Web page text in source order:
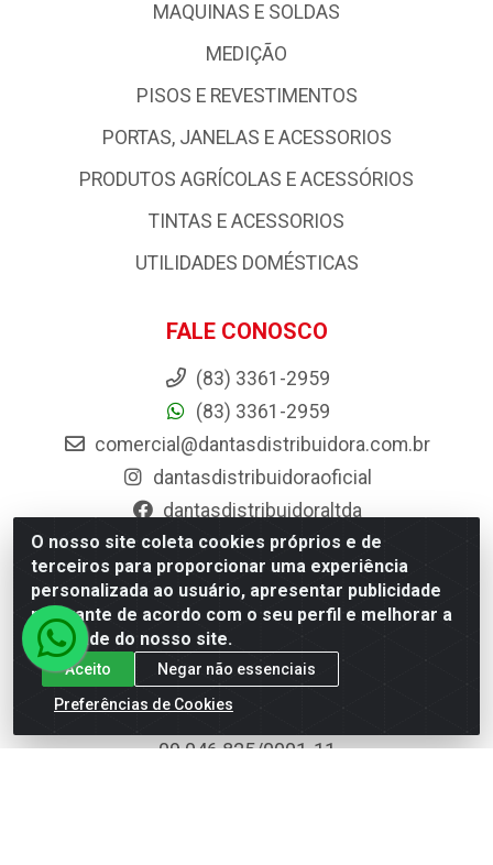
O nosso site coleta cookies próprios e de
terceiros para proporcionar uma experiência
personalizada ao usuário, apresentar publicidade
relevante de acordo com o seu perfil e melhorar a
qualidade do nosso site.
Aceito
Negar não essenciais
Preferências de Cookies
MAQUINAS E SOLDAS
MEDIÇÃO
PISOS E REVESTIMENTOS
PORTAS, JANELAS E ACESSORIOS
PRODUTOS AGRÍCOLAS E ACESSÓRIOS
TINTAS E ACESSORIOS
UTILIDADES DOMÉSTICAS
FALE CONOSCO
(83) 3361-2959
(83) 3361-2959
comercial@dantasdistribuidora.com.br
dantasdistribuidoraoficial
dantasdistribuidoraltda
BAIXE JÁ O APP DA DANTAS
Dantas Distribuidora - Rua Sebastião Araújo, 404 -
09.046.825/0001-11